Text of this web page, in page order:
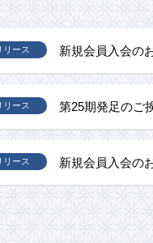
新規会員入会の
リース
第25期発足のご
リース
新規会員入会の
リース